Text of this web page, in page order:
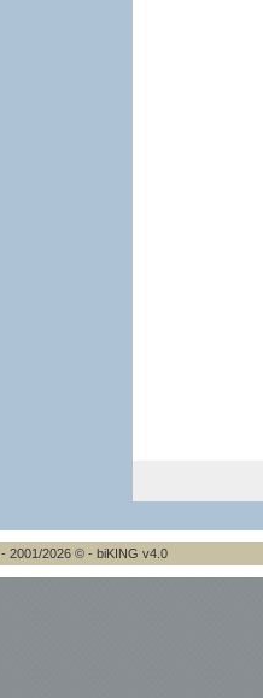
- 2001/2026 © - biKING v4.0